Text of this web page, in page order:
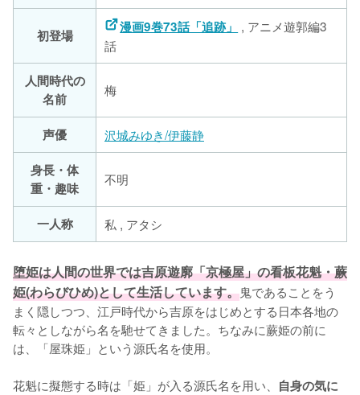
初登場 漫画9巻73話「追跡」 , アニメ遊郭編3
話
人間時代の
名前
梅
声優
沢城みゆき/伊藤静
身長・体
重・趣味
不明
一人称 私 , アタシ
堕姫は人間の世界では吉原遊廓「京極屋」の看板花魁・蕨
姫(わらびひめ)として生活しています。鬼であることをう
まく隠しつつ、江戸時代から吉原をはじめとする日本各地の
転々としながら名を馳せてきました。ちなみに蕨姫の前に
は、「屋珠姫」という源氏名を使用。
花魁に擬態する時は「姫」が入る源氏名を用い、 自身の気に